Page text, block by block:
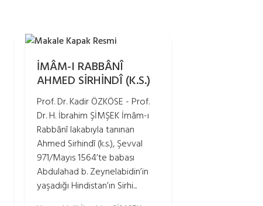
İMÂM-I RABBÂNÎ
AHMED SİRHİNDÎ (K.S.)
Prof. Dr. Kadir ÖZKÖSE - Prof.
Dr. H. İbrahim ŞİMŞEK İmâm-ı
Rabbânî lakabıyla tanınan
Ahmed Sirhindî (k.s.), Şevval
971/Mayıs 1564’te babası
Abdulahad b. Zeynelabidin’in
yaşadığı Hindistan’ın Sirhi...